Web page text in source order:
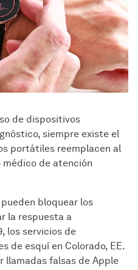
de dispositivos
siempre existe el
portátiles reemplacen al
médico de atención
bloquear los
la respuesta a
los servicios de
de esquí en Colorado, EE.
llamadas falsas de Apple